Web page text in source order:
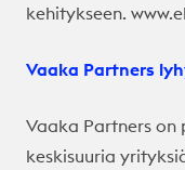
kehitykseen.
Vaaka Partners
Vaaka Partners
keskisuuria